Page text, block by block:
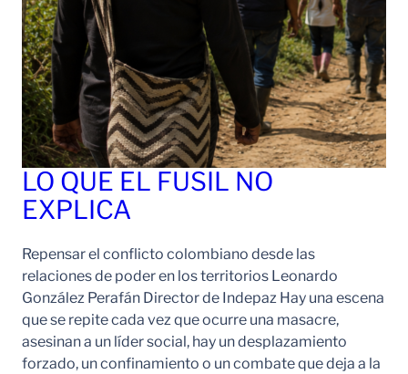
LO QUE EL FUSIL NO
EXPLICA
Repensar el conflicto colombiano desde las
relaciones de poder en los territorios Leonardo
González Perafán Director de Indepaz Hay una escena
que se repite cada vez que ocurre una masacre,
asesinan a un líder social, hay un desplazamiento
forzado, un confinamiento o un combate que deja a la